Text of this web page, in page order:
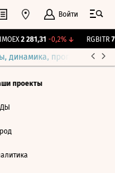
Войти
IMOEX 2 281,31 -0,2%↓ RGBITR
динамика, прогнозы
проекты